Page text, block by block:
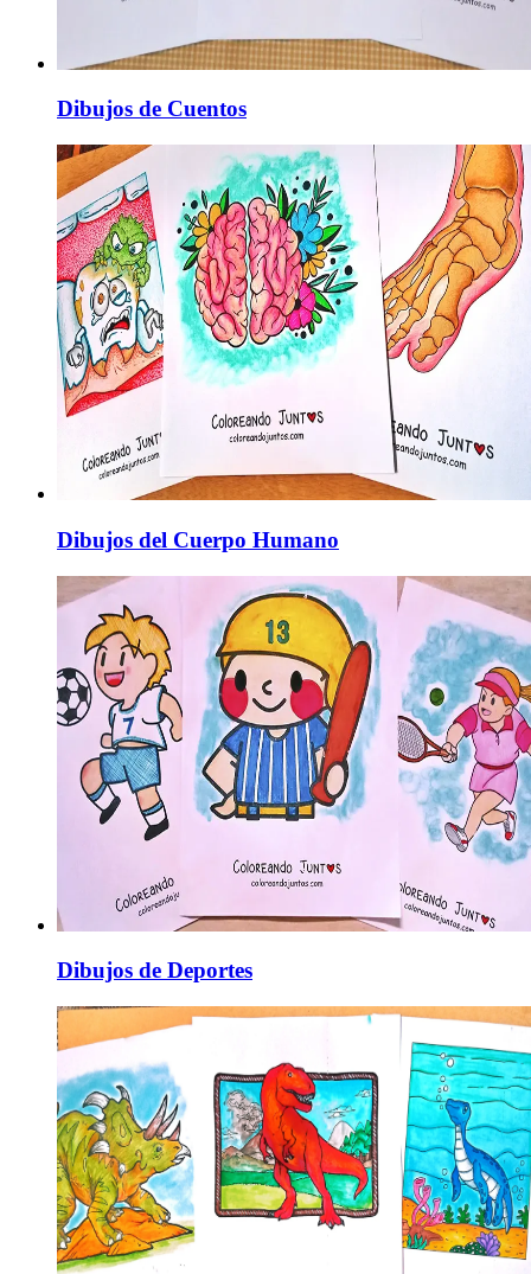
Dibujos de Cuentos
Dibujos del Cuerpo Humano
Dibujos de Deportes